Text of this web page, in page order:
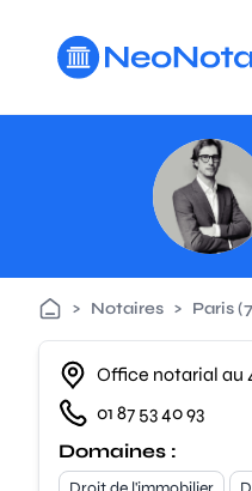
> Notaires > Paris
Office notarial au
01 87 53 40 93
Domaines :